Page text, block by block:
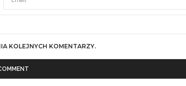
KOLEJNYCH KOMENTARZY.